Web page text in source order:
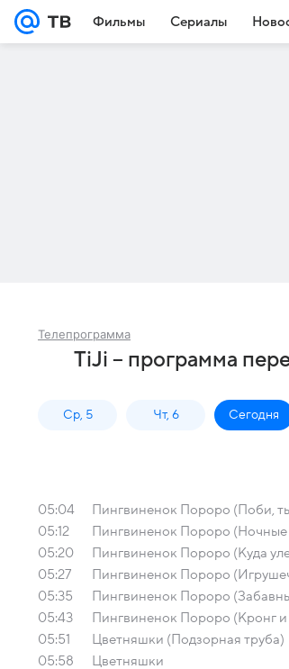
Фильмы Сериалы
Телепрограмма
TiJi – программа
Ср, 5 Чт, 6 Сегодня
05:04
Пингвиненок Пороро (Поби,
05:12
Пингвиненок Пороро (Ночные
05:20
Пингвиненок Пороро (Куда
05:27
Пингвиненок Пороро
05:35
Пингвиненок Пороро
05:43
Пингвиненок Пороро (Кронг
05:51
Цветняшки (Подзорная труба)
05:58
Цветняшки